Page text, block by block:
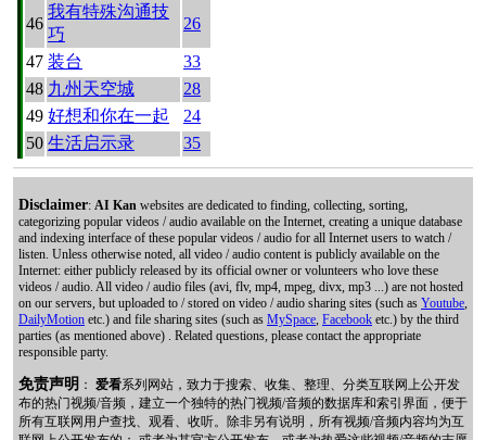
46
我有特殊沟通技
巧
26
47 装台
33
48 九州天空城
28
49 好想和你在一起
24
50 生活启示录 35
Disclaimer: AI Kan websites are dedicated to finding, collecting, sorting,
categorizing popular videos / audio available on the Internet, creating a unique database
and indexing interface of these popular videos / audio for all Internet users to watch /
listen. Unless otherwise noted, all video / audio content is publicly available on the
Internet: either publicly released by its official owner or volunteers who love these
videos / audio. All video / audio files (avi, flv, mp4, mpeg, divx, mp3 ...) are not hosted
on our servers, but uploaded to / stored on video / audio sharing sites (such as Youtube
DailyMotion etc.) and file sharing sites (such as MySpace Facebook etc.) by the third
parties (as mentioned above) . Related questions, please contact the appropriate
responsible party.
免责声明 ： 爱看系列网站，致力于搜索、收集、整理、分类互联网上公开发
布的热门视频/音频，建立一个独特的热门视频/音频的数据库和索引界面，便于
所有互联网用户查找、观看、收听。除非另有说明，所有视频/音频内容均为互